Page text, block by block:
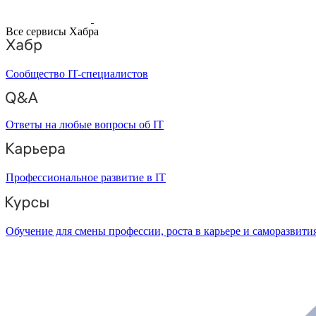
Все сервисы Хабра
Сообщество IT-специалистов
Ответы на любые вопросы об IT
Профессиональное развитие в IT
Обучение для смены профессии, роста в карьере и